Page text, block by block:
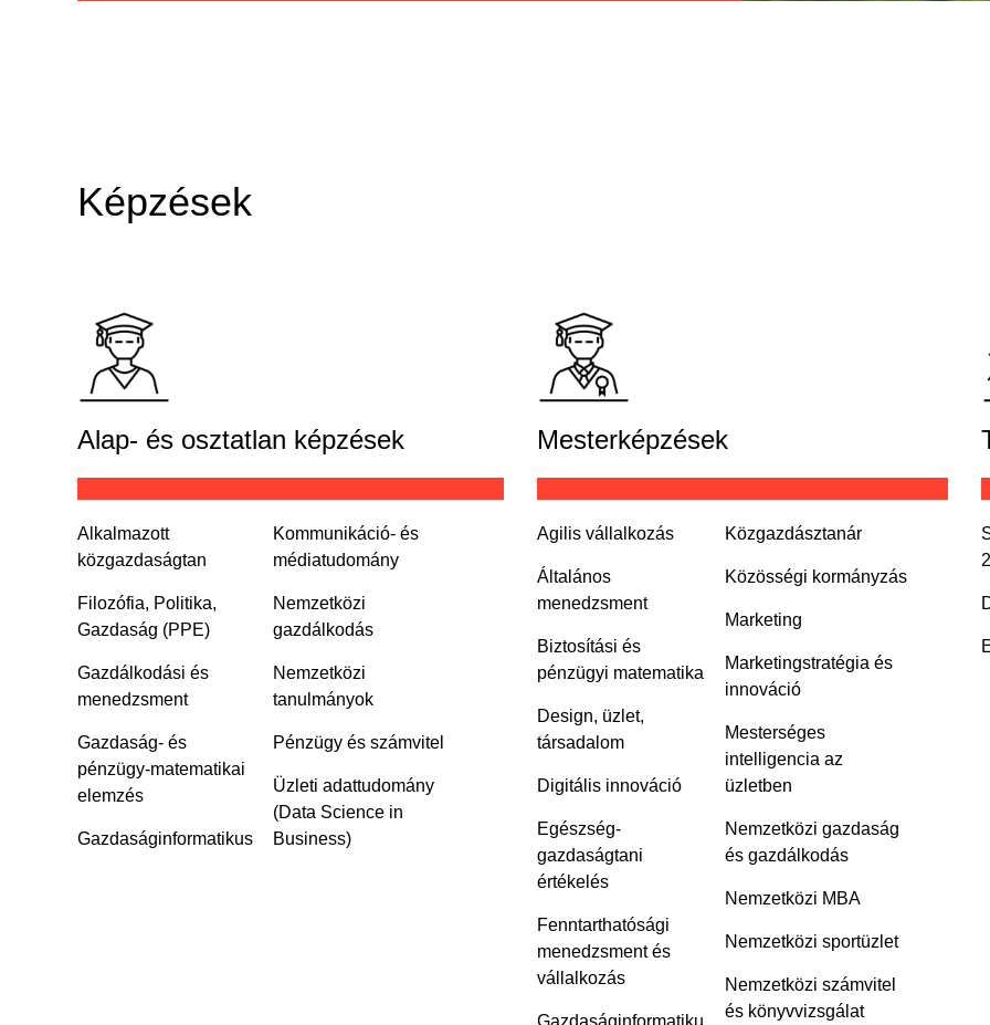
Képzések
Alap- és osztatlan képzések
Alkalmazott
közgazdaságtan
Filozófia, Politika,
Gazdaság (PPE)
Gazdálkodási és
menedzsment
Gazdaság- és
pénzügy-matematikai
elemzés
Gazdaságinformatikus‎
Kommunikáció- és
médiatudomány
Nemzetközi
gazdálkodás
Nemzetközi
tanulmányok
Pénzügy és számvitel
Üzleti adattudomány
(Data Science in
Business)
Mesterképzések
Agilis vállalkozás
Általános
menedzsment
Biztosítási és
pénzügyi matematika
Design, üzlet,
társadalom
Digitális innováció
Egészség-
gazdaságtani
értékelés
Fenntarthatósági
menedzsment és
vállalkozás
Gazdaságinformatiku
Közgazdásztanár
Közösségi kormányzás
Marketing
Marketingstratégia és
innováció
Mesterséges
intelligencia az
üzletben
Nemzetközi gazdaság
és gazdálkodás
Nemzetközi MBA
Nemzetközi sportüzlet
Nemzetközi számvitel
és könyvvizsgálat